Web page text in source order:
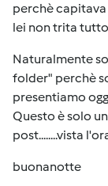
perchè
lei non trita
Naturalmente
folder" perchè
presentiamo
Questo è solo
post........vista
buonanotte